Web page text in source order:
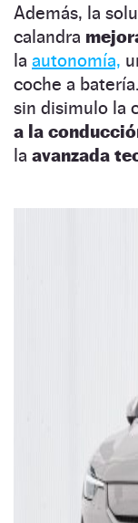
Además, la
calandra
la autonomía,
coche a
sin disimulo la
a la
la avanzada